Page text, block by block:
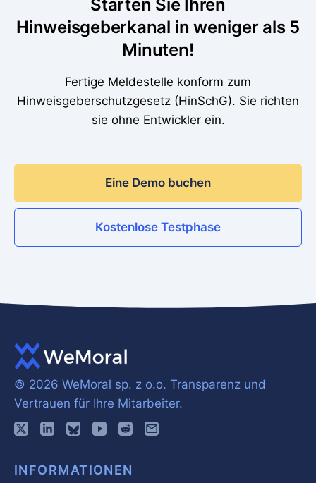
Starten Sie Ihren
Hinweisgeberkanal in weniger als 5
Minuten!
Fertige Meldestelle konform zum
Hinweisgeberschutzgesetz (HinSchG). Sie richten
sie ohne Entwickler ein.
Eine Demo buchen
Kostenlose Testphase
© 2026 WeMoral sp. z o.o. Transparenz und
Vertrauen für Ihre Mitarbeiter.
INFORMATIONEN